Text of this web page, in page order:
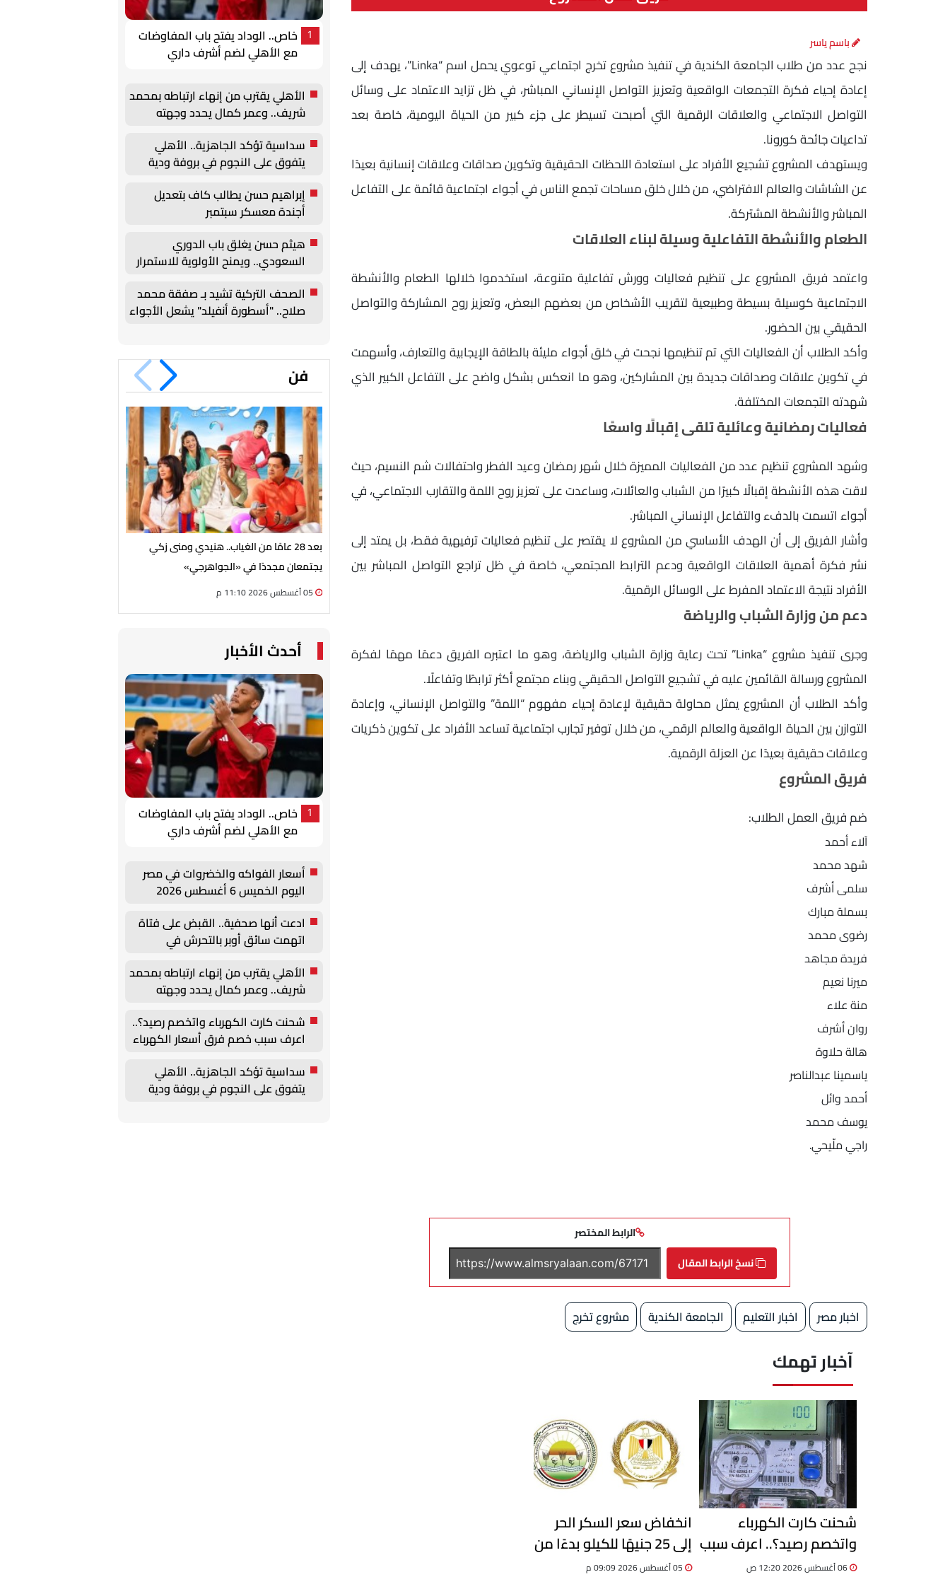
باسم ياسر
نجح عدد من طلاب الجامعة الكندية في تنفيذ مشروع تخرج اجتماعي توعوي يحمل اسم “Linka”، يهدف إلى
إعادة إحياء فكرة التجمعات الواقعية وتعزيز التواصل الإنساني المباشر، في ظل تزايد الاعتماد على وسائل
التواصل الاجتماعي والعلاقات الرقمية التي أصبحت تسيطر على جزء كبير من الحياة اليومية، خاصة بعد
تداعيات جائحة كورونا.
ويستهدف المشروع تشجيع الأفراد على استعادة اللحظات الحقيقية وتكوين صداقات وعلاقات إنسانية بعيدًا
عن الشاشات والعالم الافتراضي، من خلال خلق مساحات تجمع الناس في أجواء اجتماعية قائمة على التفاعل
المباشر والأنشطة المشتركة.
الطعام والأنشطة التفاعلية وسيلة لبناء العلاقات
واعتمد فريق المشروع على تنظيم فعاليات وورش تفاعلية متنوعة، استخدموا خلالها الطعام والأنشطة
الاجتماعية كوسيلة بسيطة وطبيعية لتقريب الأشخاص من بعضهم البعض، وتعزيز روح المشاركة والتواصل
الحقيقي بين الحضور.
وأكد الطلاب أن الفعاليات التي تم تنظيمها نجحت في خلق أجواء مليئة بالطاقة الإيجابية والتعارف، وأسهمت
في تكوين علاقات وصداقات جديدة بين المشاركين، وهو ما انعكس بشكل واضح على التفاعل الكبير الذي
شهدته التجمعات المختلفة.
فعاليات رمضانية وعائلية تلقى إقبالًا واسعًا
وشهد المشروع تنظيم عدد من الفعاليات المميزة خلال شهر رمضان وعيد الفطر واحتفالات شم النسيم، حيث
لاقت هذه الأنشطة إقبالًا كبيرًا من الشباب والعائلات، وساعدت على تعزيز روح اللمة والتقارب الاجتماعي، في
أجواء اتسمت بالدفء والتفاعل الإنساني المباشر.
وأشار الفريق إلى أن الهدف الأساسي من المشروع لا يقتصر على تنظيم فعاليات ترفيهية فقط، بل يمتد إلى
نشر فكرة أهمية العلاقات الواقعية ودعم الترابط المجتمعي، خاصة في ظل تراجع التواصل المباشر بين
الأفراد نتيجة الاعتماد المفرط على الوسائل الرقمية.
دعم من وزارة الشباب والرياضة
وجرى تنفيذ مشروع “Linka” تحت رعاية وزارة الشباب والرياضة، وهو ما اعتبره الفريق دعمًا مهمًا لفكرة
المشروع ورسالة القائمين عليه في تشجيع التواصل الحقيقي وبناء مجتمع أكثر ترابطًا وتفاعلًا.
وأكد الطلاب أن المشروع يمثل محاولة حقيقية لإعادة إحياء مفهوم “اللمة” والتواصل الإنساني، وإعادة
التوازن بين الحياة الواقعية والعالم الرقمي، من خلال توفير تجارب اجتماعية تساعد الأفراد على تكوين ذكريات
وعلاقات حقيقية بعيدًا عن العزلة الرقمية.
فريق المشروع
ضم فريق العمل الطلاب:
آلاء أحمد
شهد محمد
سلمى أشرف
بسملة مبارك
رضوى محمد
فريدة مجاهد
ميرنا نعيم
منة علاء
روان أشرف
هالة حلاوة
ياسمينا عبدالناصر
أحمد وائل
يوسف محمد
راجي ملّيحي.
الرابط المختصر
نسخ الرابط المقال
اخبار مصر اخبار التعليم الجامعة الكندية مشروع تخرج
آخبار تهمك
شحنت كارت الكهرباء
واتخصم رصيد؟.. اعرف سبب
خصم فرق أسعار الكهرباء
انخفاض سعر السكر الحر
إلى 25 جنيهًا للكيلو بدءًا من
غد.. التموين تعلن أماكن
1
خاص.. الوداد يفتح باب المفاوضات
مع الأهلي لضم أشرف داري
الأهلي يقترب من إنهاء ارتباطه بمحمد
شريف.. وعمر كمال يحدد وجهته
سداسية تؤكد الجاهزية.. الأهلي
يتفوق على النجوم في بروفة ودية
إبراهيم حسن يطالب كاف بتعديل
أجندة معسكر سبتمبر
هيثم حسن يغلق باب الدوري
السعودي.. ويمنح الأولوية للاستمرار
في أوروبا
الصحف التركية تشيد بـ صفقة محمد
صلاح.. "أسطورة أنفيلد" يشعل الأجواء
فن
بعد 28 عامًا من الغياب.. هنيدي ومنى زكي
يجتمعان مجددًا في «الجواهرجي»
أحدث الأخبار
1
خاص.. الوداد يفتح باب المفاوضات
مع الأهلي لضم أشرف داري
أسعار الفواكه والخضروات في مصر
اليوم الخميس 6 أغسطس 2026
ادعت أنها صحفية.. القبض على فتاة
اتهمت سائق أوبر بالتحرش في
الأهلي يقترب من إنهاء ارتباطه بمحمد
شريف.. وعمر كمال يحدد وجهته
شحنت كارت الكهرباء واتخصم رصيد؟..
اعرف سبب خصم فرق أسعار الكهرباء
سداسية تؤكد الجاهزية.. الأهلي
يتفوق على النجوم في بروفة ودية